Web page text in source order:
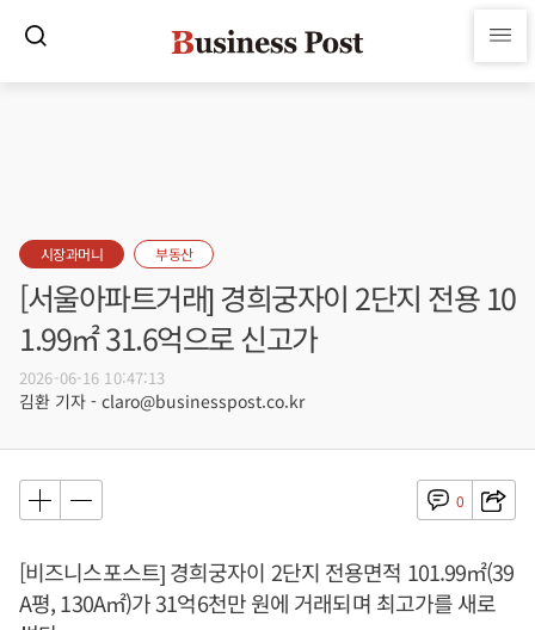
시장과머니 부동산
[서울아파트거래] 경희궁자이 2단지 전용 10
1.99㎡ 31.6억으로 신고가
2026-06-16 10:47:13
김환 기자 - claro@businesspost.co.kr
0
[비즈니스포스트] 경희궁자이 2단지 전용면적 101.99㎡(39
A평, 130A㎡)가 31억6천만 원에 거래되며 최고가를 새로